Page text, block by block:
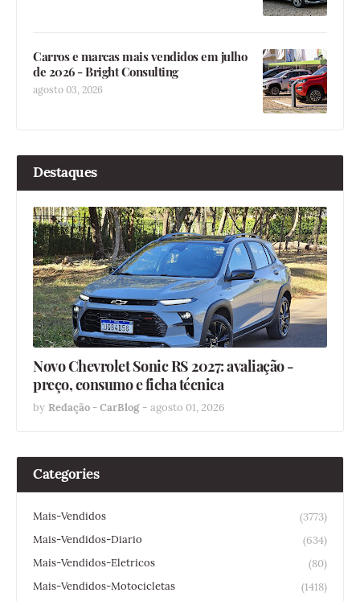
Carros e marcas mais vendidos em julho
de 2026 - Bright Consulting
agosto 03, 2026
Destaques
Novo Chevrolet Sonic RS 2027: avaliação -
preço, consumo e ficha técnica
by Redação - CarBlog - agosto 01, 2026
Categories
Mais-Vendidos
(3773)
Mais-Vendidos-Diario
(634)
Mais-Vendidos-Eletricos
(80)
Mais-Vendidos-Motocicletas
(1418)